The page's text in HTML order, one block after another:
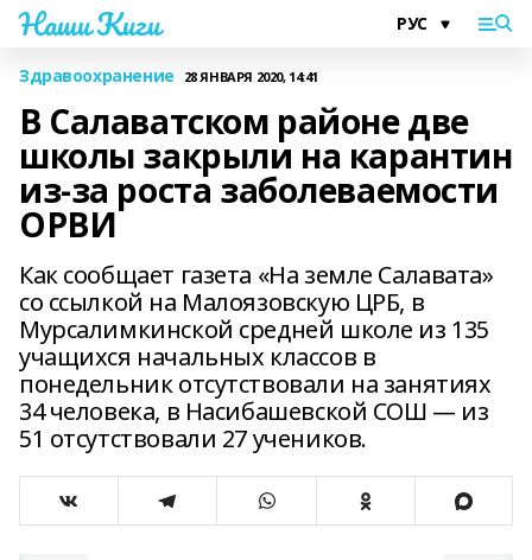
Наши Киги
Здравоохранение 28 ЯНВАРЯ 2020, 14:41
В Салаватском районе две
школы закрыли на карантин
из-за роста заболеваемости
ОРВИ
Как сообщает газета «На земле Салавата»
со ссылкой на Малоязовскую ЦРБ, в
Мурсалимкинской средней школе из 135
учащихся начальных классов в
понедельник отсутствовали на занятиях
34 человека, в Насибашевской СОШ — из
51 отсутствовали 27 учеников.